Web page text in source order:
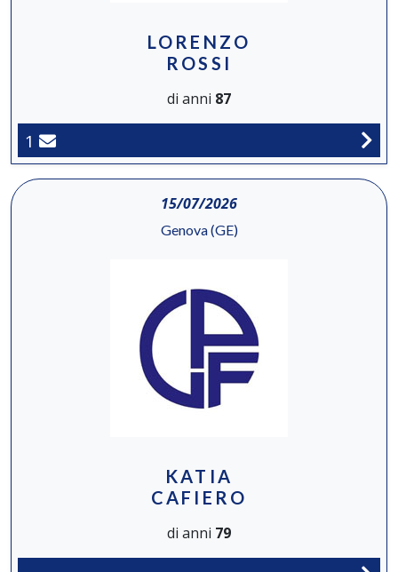
LORENZO
ROSSI
di anni 87
1
15/07/2026
Genova (GE)
KATIA
CAFIERO
di anni 79